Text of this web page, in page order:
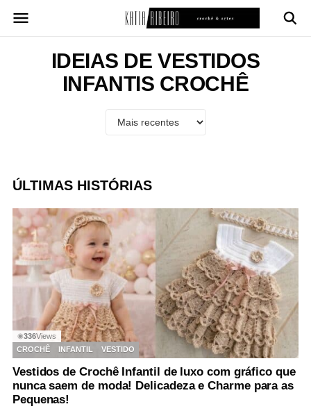
para
IDEIAS DE VESTIDOS
INFANTIS CROCHÊ
ÚLTIMAS HISTÓRIAS
◉336Views
CROCHÊ
INFANTIL VESTIDO
Vestidos de Crochê Infantil de luxo com gráfico que
nunca saem de moda! Delicadeza e Charme para as
Pequenas!